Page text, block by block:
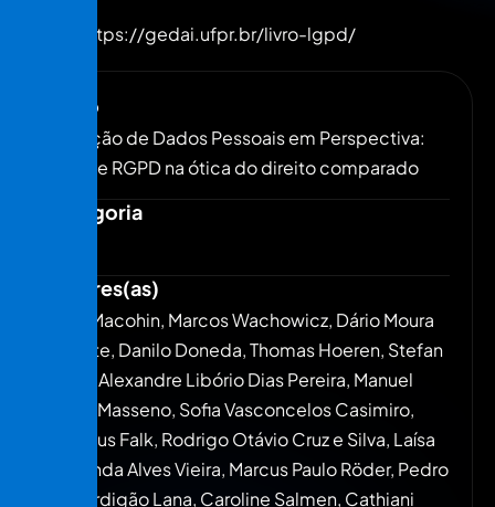
https://gedai.ufpr.br/livro-lgpd/
Título
Proteção de Dados Pessoais em Perspectiva:
LGPD e RGPD na ótica do direito comparado
Categoria
Autores(as)
Aline Macohin, Marcos Wachowicz, Dário Moura
Vicente, Danilo Doneda, Thomas Hoeren, Stefan
Pineli, Alexandre Libório Dias Pereira, Manuel
David Masseno, Sofia Vasconcelos Casimiro,
Matheus Falk, Rodrigo Otávio Cruz e Silva, Laísa
Fernanda Alves Vieira, Marcus Paulo Röder, Pedro
de Perdigão Lana, Caroline Salmen, Cathiani